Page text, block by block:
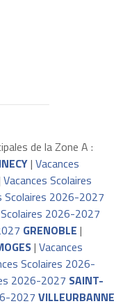
de la Zone A :
| Vacances
Vacances Scolaires
Scolaires 2026-2027
2026-2027
GRENOBLE |
| Vacances
Scolaires 2026-
2026-2027 SAINT-
2027 VILLEURBANNE